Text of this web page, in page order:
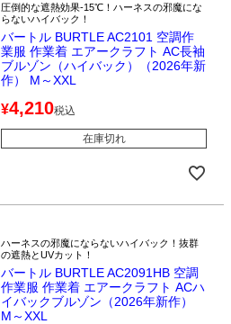
圧倒的な遮熱効果-15℃！ハーネスの邪魔にな
らないハイバック！
バートル BURTLE AC2101 空調作
業服 作業着 エアークラフト AC長袖
ブルゾン（ハイバック）（2026年新
作） M～XXL
¥4,210税込
在庫切れ
ハーネスの邪魔にならないハイバック！抜群
の遮熱とUVカット！
バートル BURTLE AC2091HB 空調
作業服 作業着 エアークラフト ACハ
イバックブルゾン（2026年新作）
M～XXL